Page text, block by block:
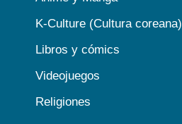
K-Culture (Cultura coreana)
Libros y cómics
Videojuegos
Religiones